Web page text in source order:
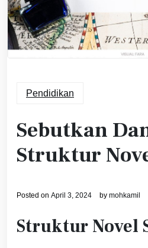
Pendidikan
Sebutkan
Struktur
Posted on April 3, 2024 by mohkamil
Struktur Novel